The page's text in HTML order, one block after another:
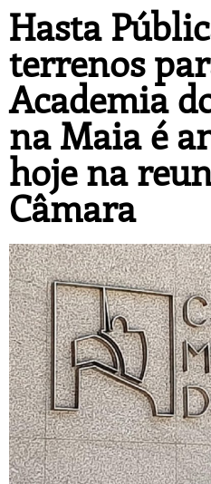
Hasta
terrenos
Academia
na Maia é
hoje na
Câmara